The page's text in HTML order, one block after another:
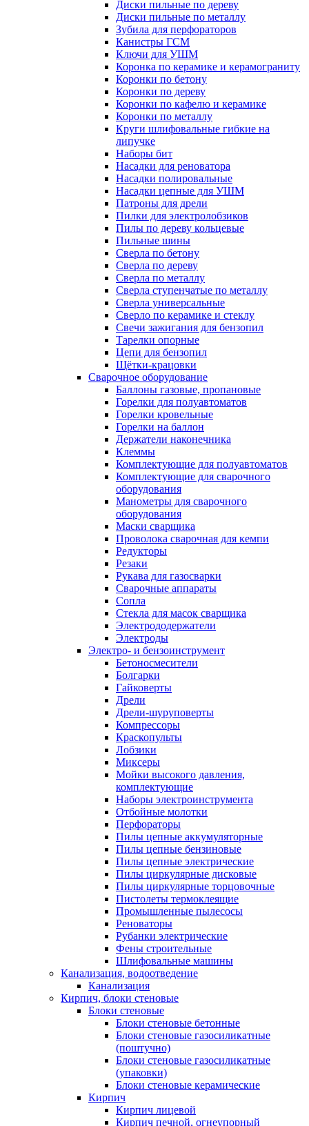
Диски пильные по дереву
Диски пильные по металлу
Зубила для перфораторов
Канистры ГСМ
Ключи для УШМ
Коронка по керамике и керамограниту
Коронки по бетону
Коронки по дереву
Коронки по кафелю и керамике
Коронки по металлу
Круги шлифовальные гибкие на
липучке
Наборы бит
Насадки для реноватора
Насадки полировальные
Насадки цепные для УШМ
Патроны для дрели
Пилки для электролобзиков
Пилы по дереву кольцевые
Пильные шины
Сверла по бетону
Сверла по дереву
Сверла по металлу
Сверла ступенчатые по металлу
Сверла универсальные
Сверло по керамике и стеклу
Свечи зажигания для бензопил
Тарелки опорные
Цепи для бензопил
Щётки-крацовки
Сварочное оборудование
Баллоны газовые, пропановые
Горелки для полуавтоматов
Горелки кровельные
Горелки на баллон
Держатели наконечника
Клеммы
Комплектующие для полуавтоматов
Комплектующие для сварочного
оборудования
Манометры для сварочного
оборудования
Маски сварщика
Проволока сварочная для кемпи
Редукторы
Резаки
Рукава для газосварки
Сварочные аппараты
Сопла
Стекла для масок сварщика
Электрододержатели
Электроды
Электро- и бензоинструмент
Бетоносмесители
Болгарки
Гайковерты
Дрели
Дрели-шуруповерты
Компрессоры
Краскопульты
Лобзики
Миксеры
Мойки высокого давления,
комплектующие
Наборы электроинструмента
Отбойные молотки
Перфораторы
Пилы цепные аккумуляторные
Пилы цепные бензиновые
Пилы цепные электрические
Пилы циркулярные дисковые
Пилы циркулярные торцовочные
Пистолеты термоклеящие
Промышленные пылесосы
Реноваторы
Рубанки электрические
Фены строительные
Шлифовальные машины
Канализация, водоотведение
Канализация
Кирпич, блоки стеновые
Блоки стеновые
Блоки стеновые бетонные
Блоки стеновые газосиликатные
(поштучно)
Блоки стеновые газосиликатные
(упаковки)
Блоки стеновые керамические
Кирпич
Кирпич лицевой
Кирпич печной, огнеупорный